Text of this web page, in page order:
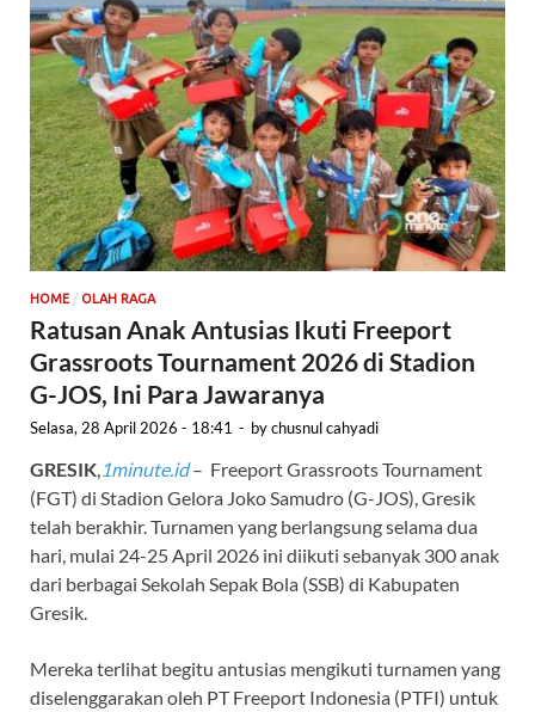
HOME / OLAH RAGA
Ratusan Anak Antusias Ikuti Freeport
Grassroots Tournament 2026 di Stadion
G-JOS, Ini Para Jawaranya
Selasa, 28 April 2026 - 18:41 - bychusnul cahyadi
GRESIK 1minute.id– Freeport Grassroots Tournament
(FGT) di Stadion Gelora Joko Samudro (G-JOS), Gresik
telah berakhir. Turnamen yang berlangsung selama dua
hari, mulai 24-25 April 2026 ini diikuti sebanyak 300 anak
dari berbagai Sekolah Sepak Bola (SSB) di Kabupaten
Gresik.
Mereka terlihat begitu antusias mengikuti turnamen yang
diselenggarakan oleh PT Freeport Indonesia (PTFI) untuk